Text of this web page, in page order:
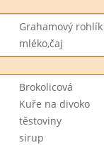
Grahamový
mléko,čaj
Brokolicová
Kuře na divoko
těstoviny
sirup